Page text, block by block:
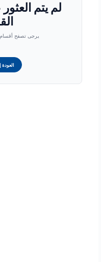
لم يتم
يرجى تصفح